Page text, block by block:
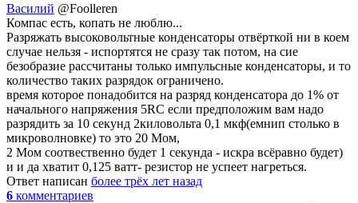
Василий @Foolleren
Компас есть, копать не люблю...
Разряжать высоковольтные конденсаторы отвёрткой ни в коем
случае нельзя - испортятся не сразу так потом, на сие
безобразие рассчитаны только импульсные конденсаторы, и то
количество таких разрядок ограничено.
время которое понадобится на разряд конденсатора до 1% от
начального напряжения 5RC если предположим вам надо
разрядить за 10 секунд 2киловольта 0,1 мкф(емнип столько в
микроволновке) то это 20 Мом,
2 Мом соотвественно будет 1 секунда - искра всёравно будет)
и и да хватит 0,125 ватт- резистор не успеет нагреться.
Ответ написан более трёх лет назад
6 комментариев